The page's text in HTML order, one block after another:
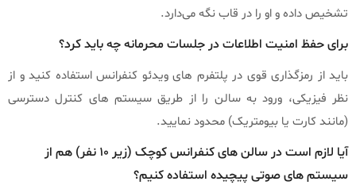
تشخیص داده و او را در قاب نگه می‌دارد.
برای حفظ امنیت اطلاعات در جلسات محرمانه چه باید کرد؟
باید از رمزگذاری قوی در پلتفرم‌ های ویدئو کنفرانس استفاده کنید و از
نظر فیزیکی، ورود به سالن را از طریق سیستم‌ های کنترل دسترسی
(مانند کارت یا بیومتریک) محدود نمایید.
آیا لازم است در سالن‌ های کنفرانس کوچک (زیر ۱۰ نفر) هم از
سیستم‌ های صوتی پیچیده استفاده کنیم؟